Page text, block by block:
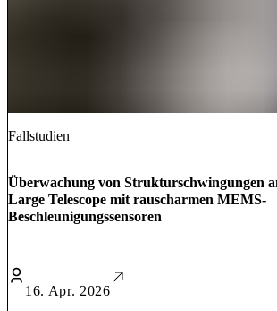
Fallstudien
Überwachung von Strukturschwingungen
Large Telescope mit rauscharmen MEMS-
Beschleunigungssensoren
16. Apr. 2026